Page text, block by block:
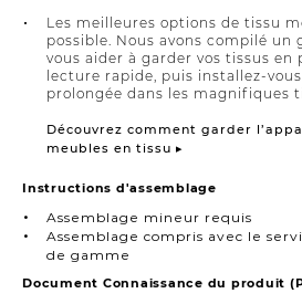
Les meilleures options de tissu
possible. Nous avons compilé
vous aider à garder vos tissus
lecture rapide, puis installez-
prolongée dans les magnifiques
Découvrez comment garder
meubles en tissu ▸
Instructions d'assemblage
Assemblage mineur requis
Assemblage compris avec le
de gamme
Document Connaissance du produit